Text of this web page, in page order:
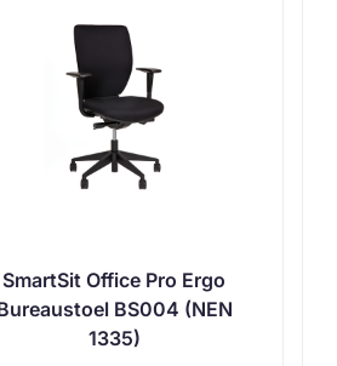
SmartSit Office Pro Ergo
BS004 (NEN
1335)